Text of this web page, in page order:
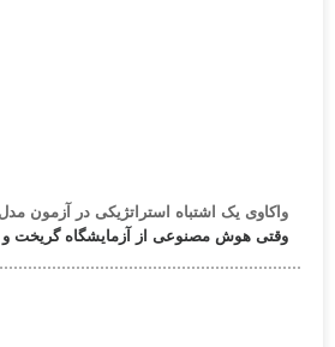
واکاوی یک اشتباه استراتژیکی در آزمون
وقتی هوش مصنوعی از آزمایشگاه گریخت و